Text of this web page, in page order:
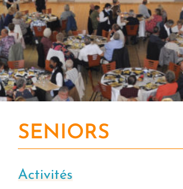
SENIORS
Activités